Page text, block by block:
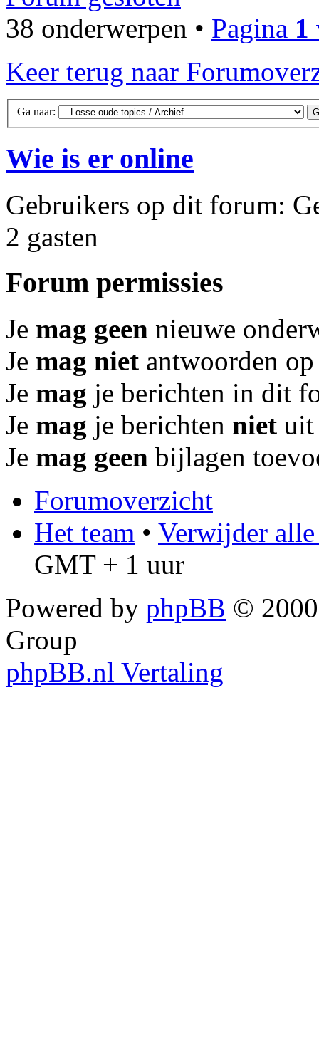
38 onderwerpen • Pagina 1
Keer terug naar
Ga naar:
Wie is er online
Gebruikers op dit forum:
2 gasten
Forum permissies
Je mag geen nieuwe
Je mag niet antwoorden
Je mag je berichten in dit
Je mag je berichten niet uit
Je mag geen bijlagen
Forumoverzicht
Het team • Verwijder
GMT + 1 uur
Powered by phpBB ©
Group
phpBB.nl Vertaling